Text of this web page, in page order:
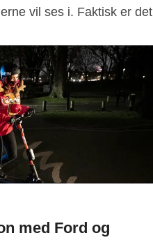
vil ses i. Faktisk er det
med Ford og